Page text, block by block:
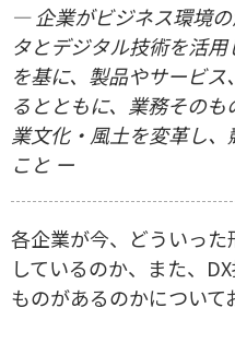
― 企業がビジネス環境
タとデジタル技術を活
を基に、製品やサービ
るとともに、業務その
業文化・風土を変革し
こと ー
各企業が今、どういった
しているのか、また、
ものがあるのかについて